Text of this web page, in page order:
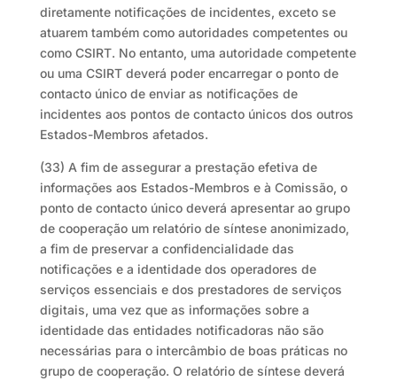
diretamente notificações de incidentes, exceto se
atuarem também como autoridades competentes ou
como CSIRT. No entanto, uma autoridade competente
ou uma CSIRT deverá poder encarregar o ponto de
contacto único de enviar as notificações de
incidentes aos pontos de contacto únicos dos outros
Estados-Membros afetados.
(33) A fim de assegurar a prestação efetiva de
informações aos Estados-Membros e à Comissão, o
ponto de contacto único deverá apresentar ao grupo
de cooperação um relatório de síntese anonimizado,
a fim de preservar a confidencialidade das
notificações e a identidade dos operadores de
serviços essenciais e dos prestadores de serviços
digitais, uma vez que as informações sobre a
identidade das entidades notificadoras não são
necessárias para o intercâmbio de boas práticas no
grupo de cooperação. O relatório de síntese deverá